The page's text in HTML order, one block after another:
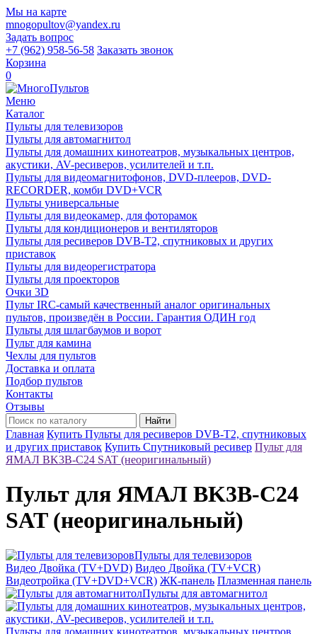
Мы на карте
mnogopultov@yandex.ru
Задать вопрос
+7 (962) 958-56-58 Заказать звонок
Корзина
0
Меню
Каталог
Пульты для телевизоров
Пульты для автомагнитол
Пульты для домашних кинотеатров, музыкальных центров,
акустики, AV-ресиверов, усилителей и т.п.
Пульты для видеомагнитофонов, DVD-плееров, DVD-
RECORDER, комби DVD+VCR
Пульты универсальные
Пульты для видеокамер, для фоторамок
Пульты для кондиционеров и вентиляторов
Пульты для ресиверов DVB-T2, спутниковых и других
приставок
Пульты для видеорегистратора
Пульты для проекторов
Очки 3D
Пульт IRC-самый качественный аналог оригинальных
пультов, произведён в России. Гарантия ОДИН год
Пульты для шлагбаумов и ворот
Пульт для камина
Чехлы для пультов
Доставка и оплата
Подбор пультов
Контакты
Отзывы
Найти
Главная Купить Пульты для ресиверов DVB-T2, спутниковых
и других приставок Купить Спутниковый ресивер Пульт для
ЯМАЛ BK3B-C24 SAT (неоригинальный)
Пульт для ЯМАЛ BK3B-C24
SAT (неоригинальный)
Пульты для телевизоров
Видео Двойка (TV+DVD) Видео Двойка (TV+VCR)
Видеотройка (TV+DVD+VCR) ЖК-панель Плазменная панель
Пульты для автомагнитол
Пульты для домашних кинотеатров, музыкальных центров,